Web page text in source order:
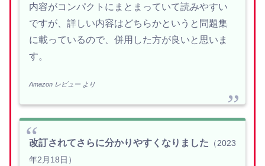
内容がコンパクトにまとまっていて読みやすい
ですが、詳しい内容はどちらかというと問題集
に載っているので、併用した方が良いと思いま
す。
Amazon レビュー より
改訂されてさらに分かりやすくなりました （2023
年2月18日）